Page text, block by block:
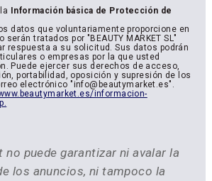
Información básica de Protección de
datos que voluntariamente proporcione en
tratados por "BEAUTY MARKET SL"
respuesta a su solicitud. Sus datos podrán
o empresas por la que usted
Puede ejercer sus derechos de acceso,
portabilidad, oposición y supresión de los
electrónico "info@beautymarket.es".
informacion-
no puede garantizar ni avalar la
los anuncios, ni tampoco la